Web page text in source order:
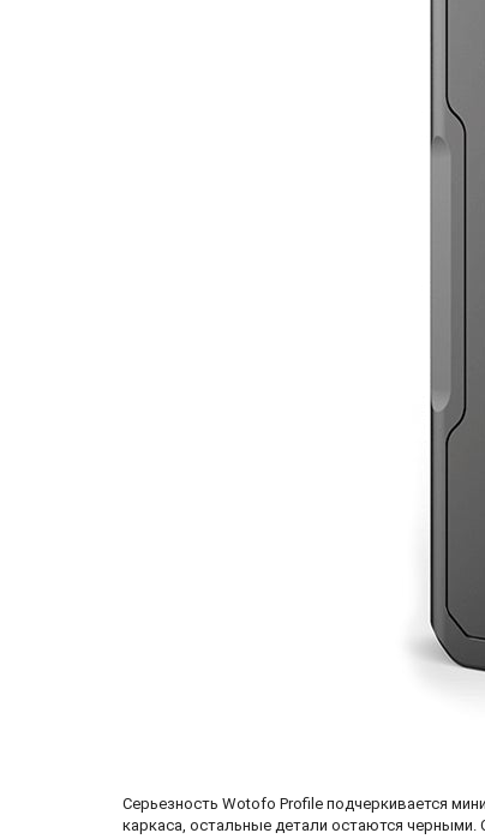
Серьезность Wotofo Profile подчеркивается
каркаса, остальные детали остаются черными.